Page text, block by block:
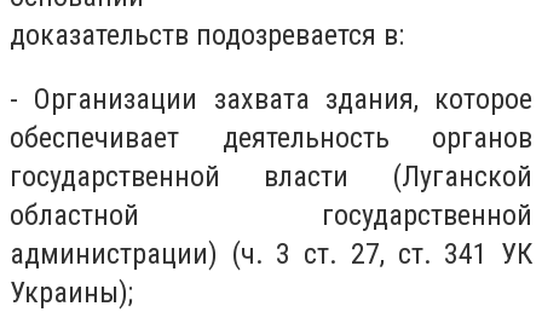
доказательств подозревается в:
- Организации захвата здания, которое
обеспечивает деятельность органов
государственной власти (Луганской
областной государственной
администрации) (ч. 3 ст. 27, ст. 341 УК
Украины);